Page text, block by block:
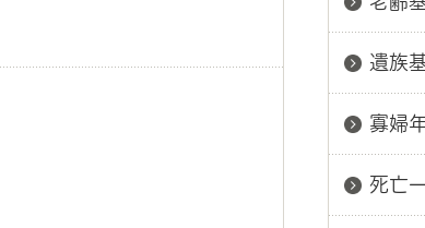
遺族
寡婦
死亡